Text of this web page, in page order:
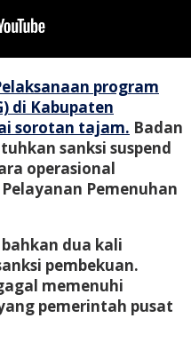
program
di Kabupaten
sorotan tajam. Badan
sanksi suspend
operasional
Pemenuhan
dua kali
pembekuan.
memenuhi
pemerintah pusat